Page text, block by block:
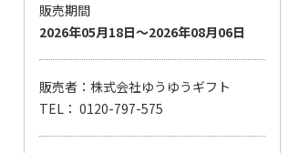
販売期間
2026年05月18日～2026年08月06日
販売者：株式会社ゆうゆうギフト
TEL： 0120-797-575